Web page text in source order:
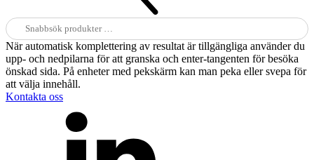
Sök
efter:
När automatisk komplettering av resultat är tillgängliga använder du
upp- och nedpilarna för att granska och enter-tangenten för besöka
önskad sida. På enheter med pekskärm kan man peka eller svepa för
att välja innehåll.
Kontakta oss